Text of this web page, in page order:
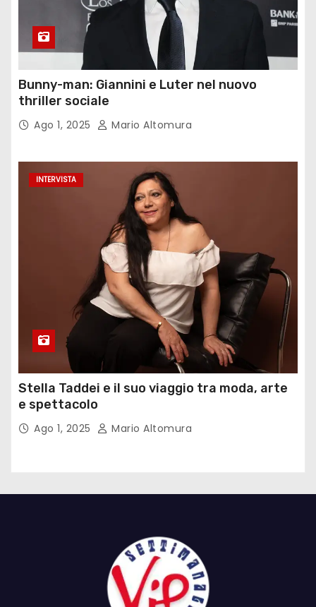
Bunny-man: Giannini e Luter nel nuovo
thriller sociale
Ago 1, 2025 Mario Altomura
INTERVISTA
Stella Taddei e il suo viaggio tra moda, arte
e spettacolo
Ago 1, 2025 Mario Altomura